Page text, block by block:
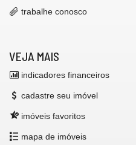
trabalhe conosco
VEJA MAIS
indicadores financeiros
cadastre seu imóvel
imóveis favoritos
mapa de imóveis